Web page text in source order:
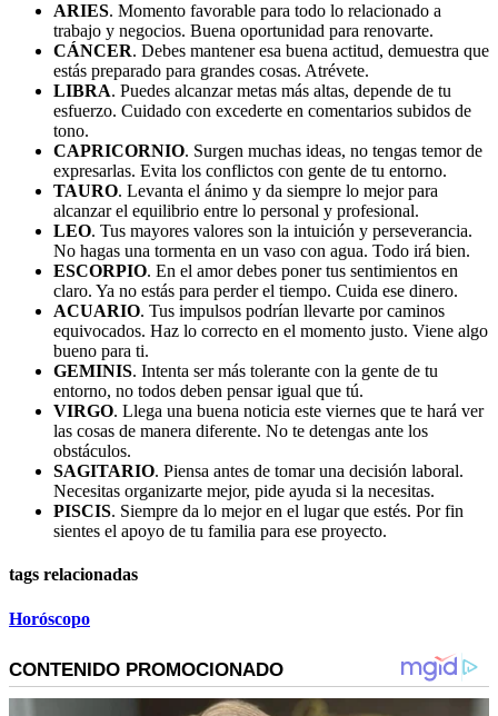
ARIES. Momento favorable para todo lo relacionado a
trabajo y negocios. Buena oportunidad para renovarte.
CÁNCER. Debes mantener esa buena actitud, demuestra que
estás preparado para grandes cosas. Atrévete.
LIBRA. Puedes alcanzar metas más altas, depende de tu
esfuerzo. Cuidado con excederte en comentarios subidos de
tono.
CAPRICORNIO. Surgen muchas ideas, no tengas temor de
expresarlas. Evita los conflictos con gente de tu entorno.
TAURO. Levanta el ánimo y da siempre lo mejor para
alcanzar el equilibrio entre lo personal y profesional.
LEO. Tus mayores valores son la intuición y perseverancia.
No hagas una tormenta en un vaso con agua. Todo irá bien.
ESCORPIO. En el amor debes poner tus sentimientos en
claro. Ya no estás para perder el tiempo. Cuida ese dinero.
ACUARIO. Tus impulsos podrían llevarte por caminos
equivocados. Haz lo correcto en el momento justo. Viene algo
bueno para ti.
GEMINIS. Intenta ser más tolerante con la gente de tu
entorno, no todos deben pensar igual que tú.
VIRGO. Llega una buena noticia este viernes que te hará ver
las cosas de manera diferente. No te detengas ante los
obstáculos.
SAGITARIO. Piensa antes de tomar una decisión laboral.
Necesitas organizarte mejor, pide ayuda si la necesitas.
PISCIS. Siempre da lo mejor en el lugar que estés. Por fin
sientes el apoyo de tu familia para ese proyecto.
tags relacionadas
Horóscopo